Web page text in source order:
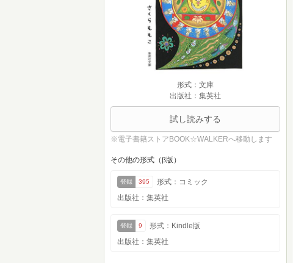
形式：文庫
出版社：集英社
試し読みする
※電子書籍ストアBOOK☆WALKERへ移動します
その他の形式（β版）
登録 395
形式：コミック
出版社：集英社
登録 9
形式：Kindle版
出版社：集英社